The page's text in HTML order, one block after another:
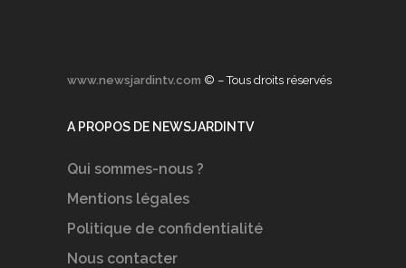
www.newsjardintv.com © – Tous droits réservés
A PROPOS DE NEWSJARDINTV
Qui sommes-nous ?
Mentions légales
Politique de confidentialité
Nous contacter